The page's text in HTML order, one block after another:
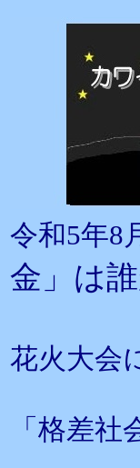
令和5年8
金」は
花火大会
「格差